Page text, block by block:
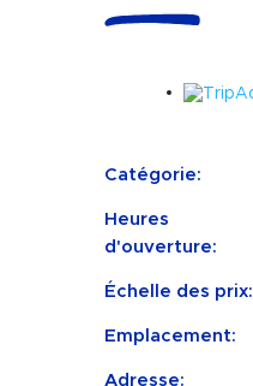
Catégorie:
Heures
d'ouverture:
Échelle des prix:
Emplacement:
Adresse: